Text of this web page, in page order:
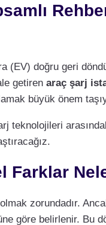
doğru geri
getiren araç şarj
büyük önem
teknolojileri
Farklar
zorundadır.
göre belirlenir. Bu